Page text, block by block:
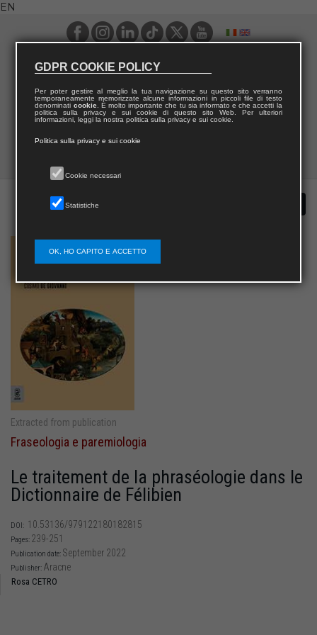
EN
Extracted from publication
Fraseologia e paremiologia
Le traitement de la phraséologie dans le
Dictionnaire de Félibien
DOI: 10.53136/979122180182815
Pages: 239-251
Publication date: September 2022
Publisher: Aracne
Rosa CETRO
GDPR COOKIE POLICY
Per poter gestire al meglio la tua navigazione su questo sito verranno
temporaneamente memorizzate alcune informazioni in piccoli file di testo
denominati cookie. È molto importante che tu sia informato e che accetti la
politica sulla privacy e sui cookie di questo sito Web. Per ulteriori
informazioni, leggi la nostra politica sulla privacy e sui cookie.
Politica sulla privacy e sui cookie
Cookie necessari
Statistiche
OK, HO CAPITO E ACCETTO